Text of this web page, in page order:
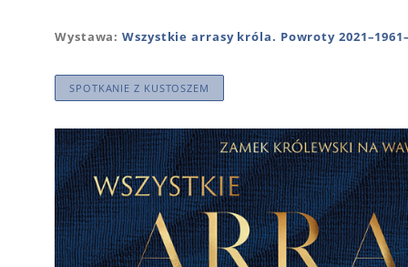
Wystawa:Wszystkie arrasy króla. Powroty
SPOTKANIE Z KUSTOSZEM